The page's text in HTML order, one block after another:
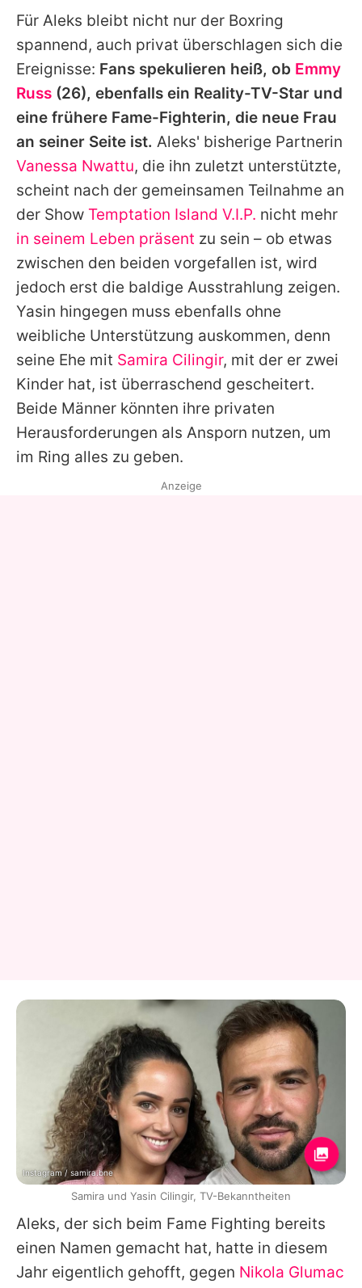
Für Aleks bleibt nicht nur der Boxring
spannend, auch privat überschlagen sich die
Ereignisse: Fans spekulieren heiß, ob Emmy
Russ (26), ebenfalls ein Reality-TV-Star und
eine frühere Fame-Fighterin, die neue Frau
an seiner Seite ist. Aleks' bisherige Partnerin
Vanessa Nwattu, die ihn zuletzt unterstützte,
scheint nach der gemeinsamen Teilnahme an
der Show Temptation Island V.I.P. nicht mehr
in seinem Leben präsent zu sein – ob etwas
zwischen den beiden vorgefallen ist, wird
jedoch erst die baldige Ausstrahlung zeigen.
Yasin hingegen muss ebenfalls ohne
weibliche Unterstützung auskommen, denn
seine Ehe mit Samira Cilingir, mit der er zwei
Kinder hat, ist überraschend gescheitert.
Beide Männer könnten ihre privaten
Herausforderungen als Ansporn nutzen, um
im Ring alles zu geben.
Aleks, der sich beim Fame Fighting bereits
einen Namen gemacht hat, hatte in diesem
Jahr eigentlich gehofft, gegen Nikola Glumac
Anzeige
Instagram / samira.bne
Samira und Yasin Cilingir, TV-Bekanntheiten